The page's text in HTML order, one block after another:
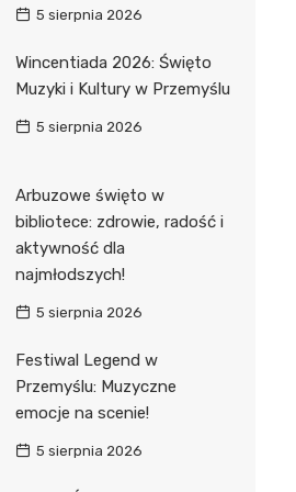
5 sierpnia 2026
Wincentiada 2026: Święto
Muzyki i Kultury w Przemyślu
5 sierpnia 2026
Arbuzowe święto w
bibliotece: zdrowie, radość i
aktywność dla
najmłodszych!
5 sierpnia 2026
Festiwal Legend w
Przemyślu: Muzyczne
emocje na scenie!
5 sierpnia 2026